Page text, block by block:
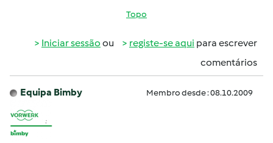
Topo
Iniciar sessão ou registe-se aqui para escrever
comentários
Equipa Bimby Membro desde : 08.10.2009